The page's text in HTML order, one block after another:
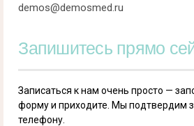
demos@demosmed.ru
Запишитесь прямо
Записаться к нам очень просто —
форму и приходите. Мы подтвердим
телефону.